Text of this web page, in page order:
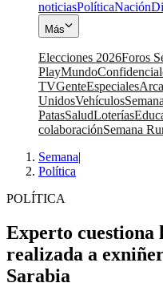
noticiasPolíticaNación
Más
Elecciones 2026Foros
PlayMundo
TVGenteEspeciales
UnidosVehículos
PatasSaludLoterías
colaboraciónSemana
Semana|
Política
POLÍTICA
Experto
realizada a
Sarabia